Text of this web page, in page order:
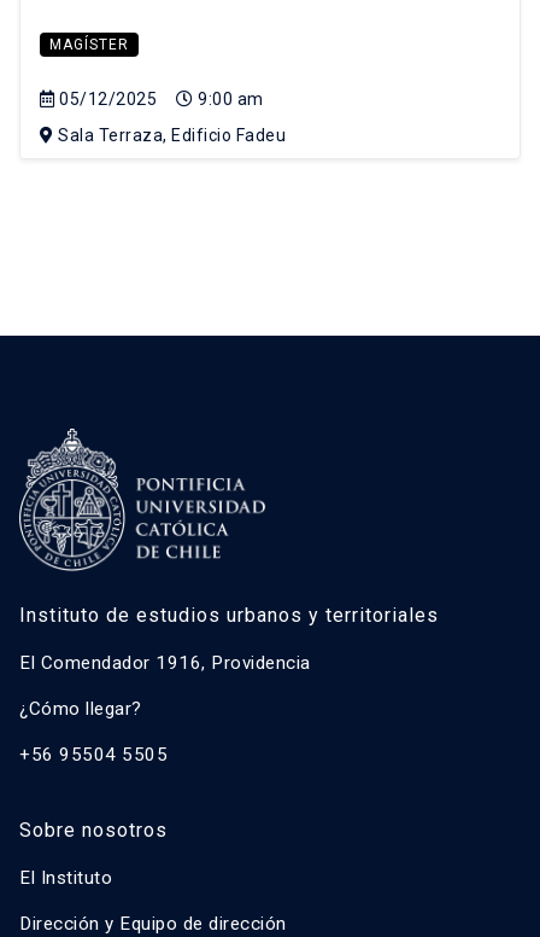
MAGÍSTER
05/12/2025
9:00 am
Sala Terraza, Edificio Fadeu
Instituto de estudios urbanos y territoriales
El Comendador 1916, Providencia
¿Cómo llegar?
+56 95504 5505
Sobre nosotros
El Instituto
Dirección y Equipo de dirección